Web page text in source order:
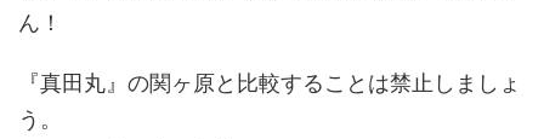
ん！
『真田丸』の関ヶ原と比較することは禁止しましょ
う。